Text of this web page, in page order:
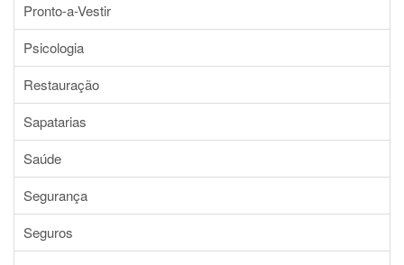
Pronto-a-Vestir
Psicologia
Restauração
Sapatarias
Saúde
Segurança
Seguros